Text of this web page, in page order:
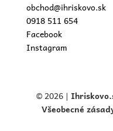
obchod@ihriskovo.sk
0918 511 654
Facebook
Instagram
© 2026 | Ihriskovo.
Všeobecné